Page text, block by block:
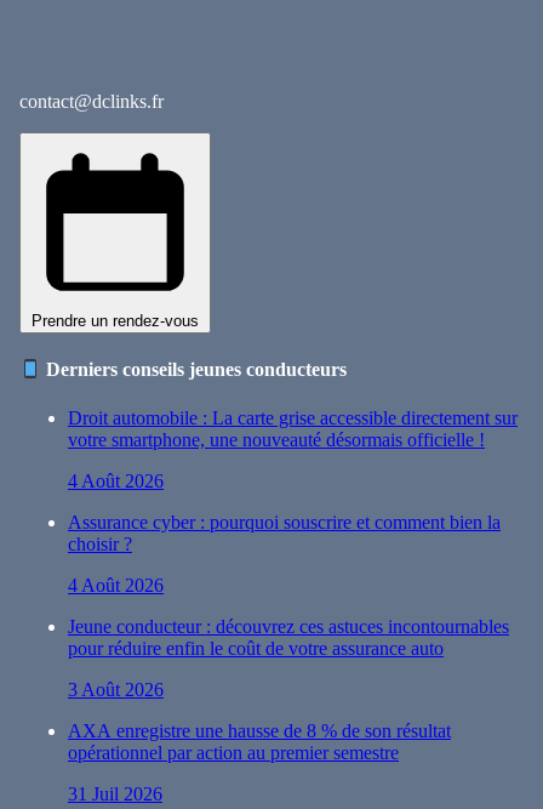
contact@dclinks.fr
Prendre un rendez-vous
Derniers conseils jeunes conducteurs
Droit automobile : La carte grise accessible directement sur
votre smartphone, une nouveauté désormais officielle !
4 Août 2026
Assurance cyber : pourquoi souscrire et comment bien la
choisir ?
4 Août 2026
Jeune conducteur : découvrez ces astuces incontournables
pour réduire enfin le coût de votre assurance auto
3 Août 2026
AXA enregistre une hausse de 8 % de son résultat
opérationnel par action au premier semestre
31 Juil 2026